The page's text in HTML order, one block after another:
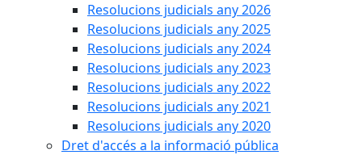
Resolucions judicials any 2026
Resolucions judicials any 2025
Resolucions judicials any 2024
Resolucions judicials any 2023
Resolucions judicials any 2022
Resolucions judicials any 2021
Resolucions judicials any 2020
Dret d'accés a la informació pública